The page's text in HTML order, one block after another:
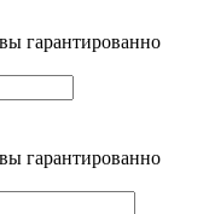
гарантированно
гарантированно